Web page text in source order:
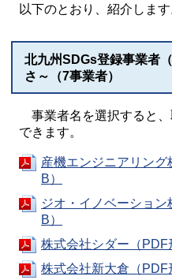
以下のとおり、紹介します
北九州SDGs登録事業者
さ～（7事業者）
事業者名を選択すると
できます。
産機エンジニアリン
B）
ジオ・イノベーショ
B）
株式会社シダー（PDF
株式会社新大倉（PDF